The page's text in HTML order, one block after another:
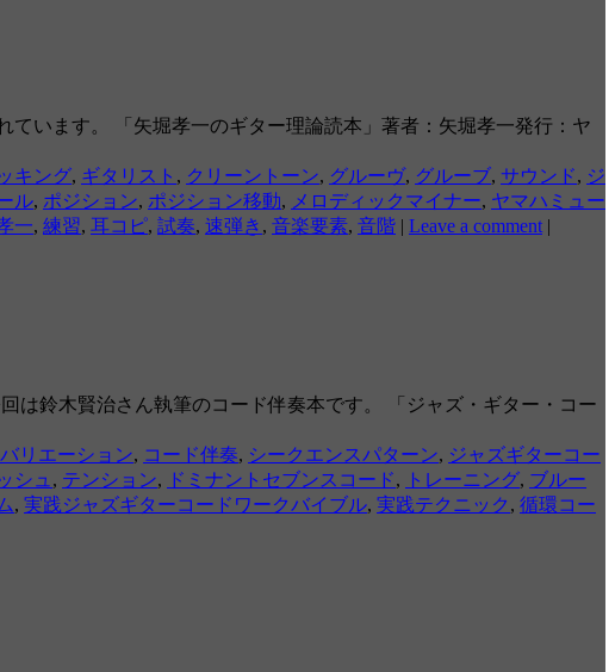
います。 「矢堀孝一のギター理論読本」著者：矢堀孝一発行：ヤ
キング, ギタリスト , クリーントーン, グルーヴ, グルーブ, サウンド, ジ
ル, ポジション, ポジション移動, メロディックマイナー, ヤマハミュー
一, 練習, 耳コピ, 試奏, 速弾き , 音楽要素, 音階 | Leave a comment |
は鈴木賢治さん執筆のコード伴奏本です。 「ジャズ・ギター・コー
リエーション, コード伴奏, シークエンスパターン, ジャズギターコー
シュ , テンション, ドミナントセブンスコード, トレーニング, ブルー
, 実践ジャズギターコードワークバイブル, 実践テクニック , 循環コー